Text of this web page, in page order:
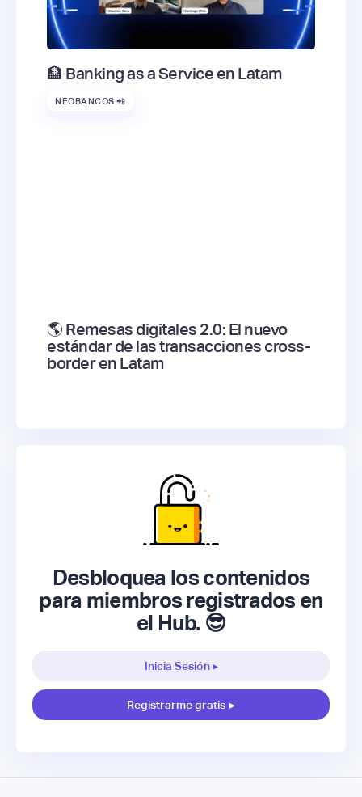
🏦 Banking as a Service en Latam
NEOBANCOS 📲
🌎 Remesas digitales 2.0: El nuevo
estándar de las transacciones cross-
border en Latam
Desbloquea los contenidos
para miembros registrados en
el Hub. 😎
Inicia Sesión ▸
Registrarme gratis ▸